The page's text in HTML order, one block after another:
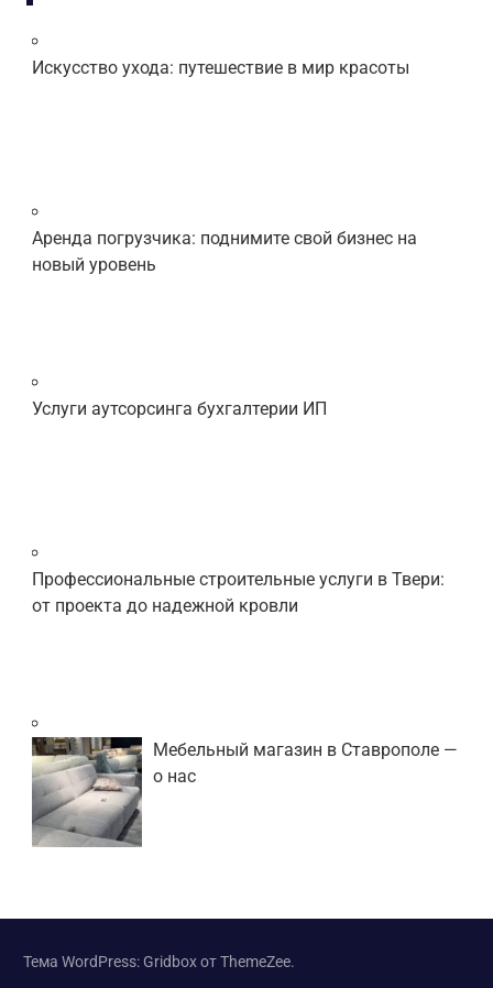
Искусство ухода: путешествие в мир красоты
Аренда погрузчика: поднимите свой бизнес на
новый уровень
Услуги аутсорсинга бухгалтерии ИП
Профессиональные строительные услуги в Твери:
от проекта до надежной кровли
Мебельный магазин в Ставрополе —
о нас
Тема WordPress: Gridbox от ThemeZee.